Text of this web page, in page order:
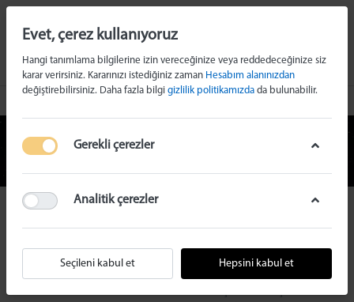
ÜRÜN DETAY
AKILLI SAATLER &
KULAKLIKLAR &
Evet, çerez kullanıyoruz
Hangi tanımlama bilgilerine izin vereceğinize veya reddedeceğinize siz
karar verirsiniz. Kararınızı istediğiniz zaman Hesabım alanınızdan
değiştirebilirsiniz. Daha fazla bilgi gizlilik politikamızda da bulunabilir.
Gerekli çerezler
Analitik çerezler
Seçileni kabul et Hepsini kabul et